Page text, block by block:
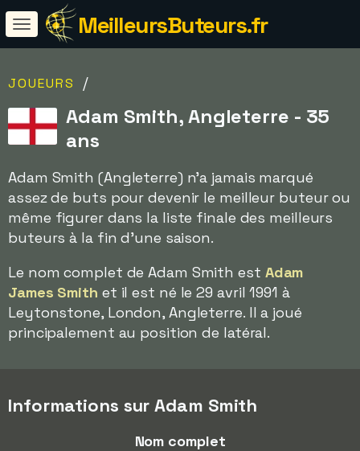
MeilleursButeurs.fr
JOUEURS /
Adam Smith, Angleterre - 35
ans
Adam Smith (Angleterre) n'a jamais marqué
assez de buts pour devenir le meilleur buteur ou
même figurer dans la liste finale des meilleurs
buteurs à la fin d'une saison.
Le nom complet de Adam Smith est Adam
James Smith et il est né le 29 avril 1991 à
Leytonstone, London, Angleterre. Il a joué
principalement au position de latéral.
Informations sur Adam Smith
Nom complet